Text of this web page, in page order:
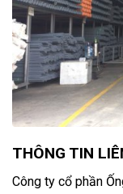
THÔNG TIN
Công ty cổ phần